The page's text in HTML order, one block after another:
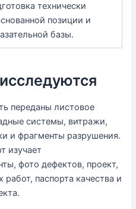
технически
позиции и
базы.
переданы листовое
системы, витражи,
и фрагменты разрушения.
изучает
фото дефектов, проект,
паспорта качества и